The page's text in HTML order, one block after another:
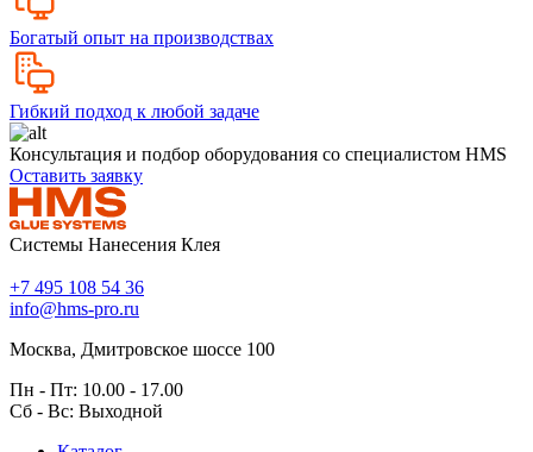
Богатый опыт на производствах
Гибкий подход к любой задаче
Консультация и подбор оборудования со специалистом HMS
Оставить заявку
Системы Нанесения Клея
+7 495 108 54 36
info@hms-pro.ru
Москва, Дмитровское шоссе 100
Пн - Пт: 10.00 - 17.00
Сб - Вс: Выходной